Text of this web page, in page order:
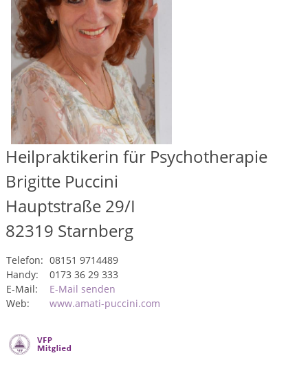
Heilpraktikerin für Psychotherapie
Brigitte Puccini
Hauptstraße 29/I
82319 Starnberg
Telefon: 08151 9714489
Handy:
0173 36 29 333
E-Mail:
E-Mail senden
Web:
www.amati-puccini.com